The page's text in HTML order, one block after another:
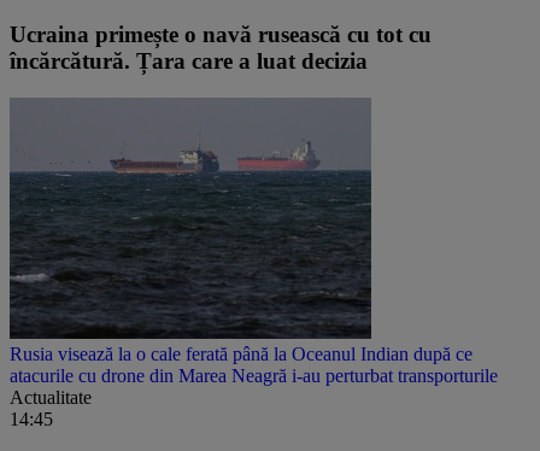
Ucraina primește o navă rusească cu tot cu
încărcătură. Țara care a luat decizia
Rusia visează la o cale ferată până la Oceanul Indian după ce
atacurile cu drone din Marea Neagră i-au perturbat transporturile
Actualitate
14:45